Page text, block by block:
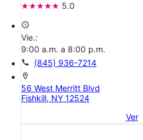
5.0
access_time
Vie.:
9:00 a.m. a 8:00 p.m.
call (845) 936-7214
location_on
56 West Merritt Blvd
Fishkill, NY 12524
Ver